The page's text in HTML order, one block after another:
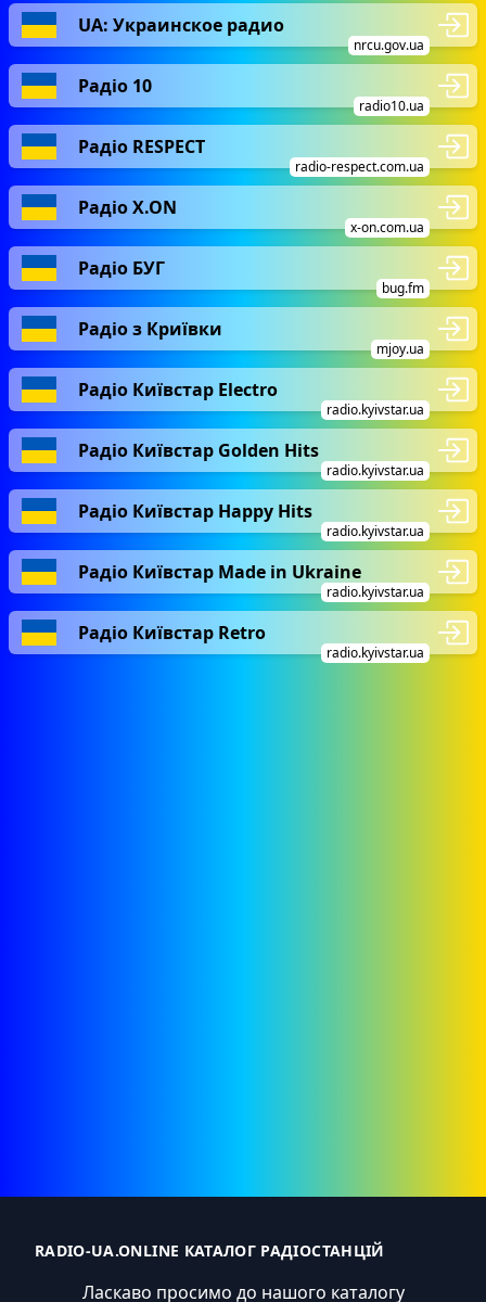
UA: Украинское радио
nrcu.gov.ua
Радіо 10
radio10.ua
Радіо RESPECT
radio-respect.com.ua
Радіо X.ON
x-on.com.ua
Радіо БУГ
bug.fm
Радіо з Криївки
mjoy.ua
Радіо Київстар Electro
radio.kyivstar.ua
Радіо Київстар Golden Hits
radio.kyivstar.ua
Радіо Київстар Happy Hits
radio.kyivstar.ua
Радіо Київстар Made in Ukraine
radio.kyivstar.ua
Радіо Київстар Retro
radio.kyivstar.ua
RADIO-UA.ONLINE КАТАЛОГ РАДІОСТАНЦІЙ
Ласкаво просимо до нашого каталогу